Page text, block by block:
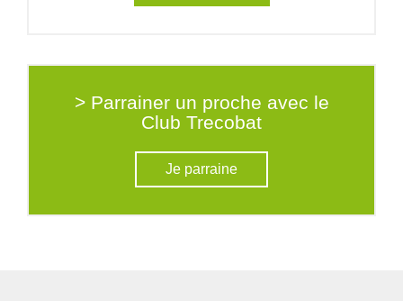
> Parrainer un proche avec le
Club Trecobat
Je parraine